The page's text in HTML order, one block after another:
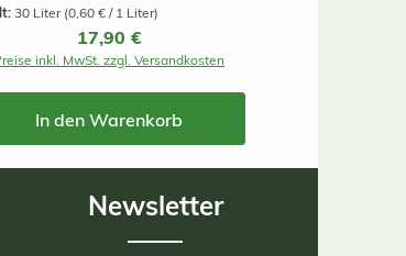
Erde auch für Bereiche mit
wechselnden Temperaturen wie
Eingangshallen oder
für den Innenraum besonders
gut geeignet ist, kann diese
30 Liter (0,60 € / 1 Liter)
Regulärer Preis:
17,90 €
inkl. MwSt. zzgl. Versandkosten
In den Warenkorb
Newsletter